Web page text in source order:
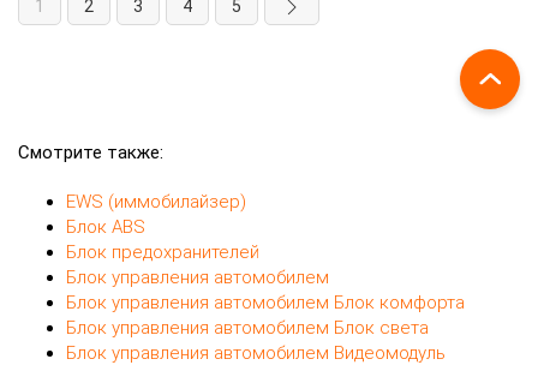
1 2 3 4 5
Смотрите также:
EWS (иммобилайзер)
Блок ABS
Блок предохранителей
Блок управления автомобилем
Блок управления автомобилем Блок комфорта
Блок управления автомобилем Блок света
Блок управления автомобилем Видеомодуль